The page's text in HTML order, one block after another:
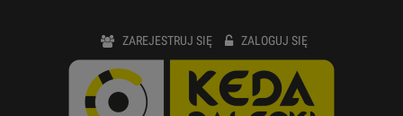
ZAREJESTRUJ SIĘ ZALOGUJ SIĘ